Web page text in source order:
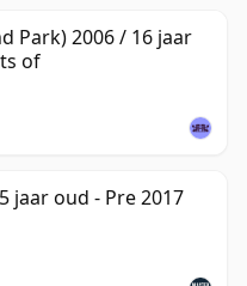
Park) 2006 / 16 jaar
of
jaar oud - Pre 2017